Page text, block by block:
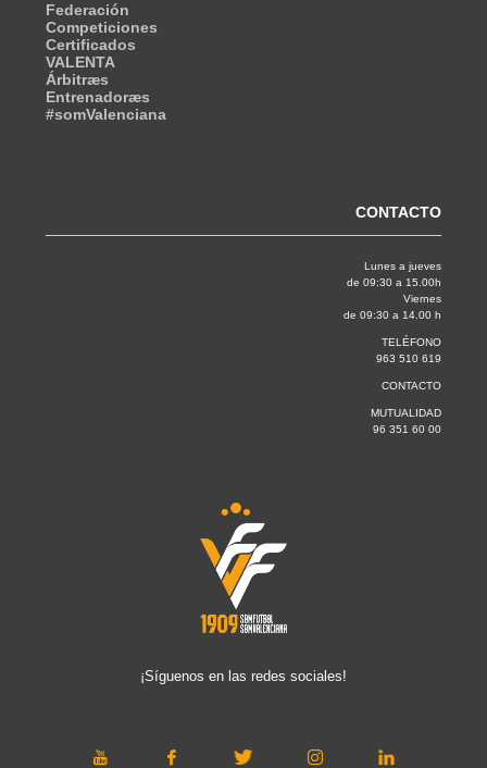
Federación
Competiciones
Certificados
VALENTA
Árbitræs
Entrenadoræs
#somValenciana
CONTACTO
Lunes a jueves
de 09:30 a 15.00h
Viernes
de 09:30 a 14.00 h
TELÉFONO
963 510 619
CONTACTO
MUTUALIDAD
96 351 60 00
¡Síguenos en las redes sociales!